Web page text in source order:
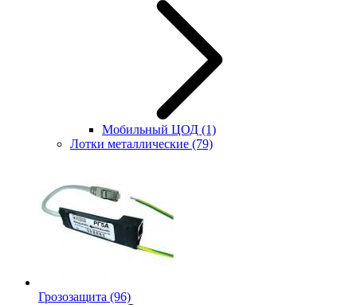
Мобильный ЦОД (1)
Лотки металлические (79)
Грозозащита (96)